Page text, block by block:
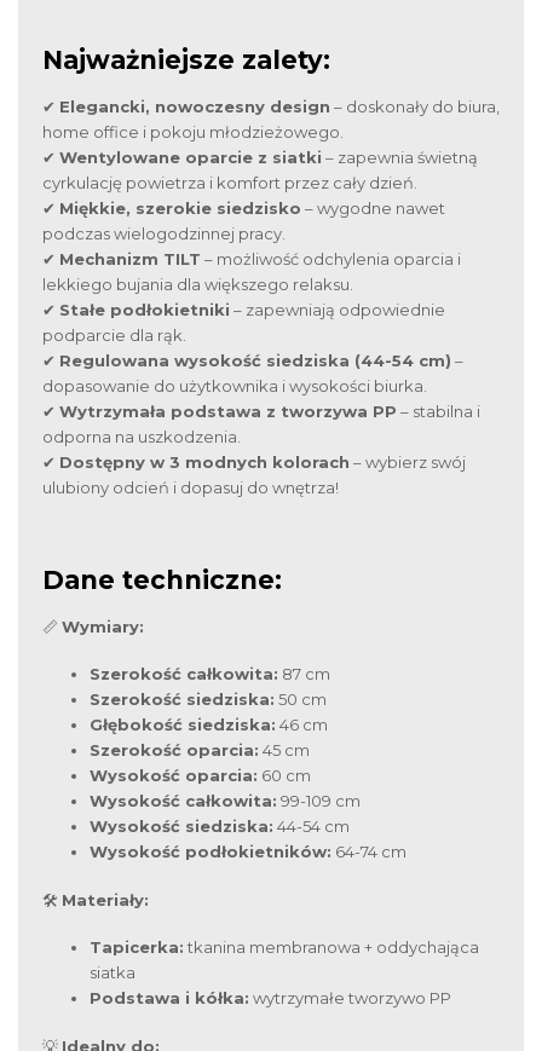
Najważniejsze zalety:
✔ Elegancki, nowoczesny design – doskonały do biura,
home office i pokoju młodzieżowego.
✔ Wentylowane oparcie z siatki – zapewnia świetną
cyrkulację powietrza i komfort przez cały dzień.
✔ Miękkie, szerokie siedzisko – wygodne nawet
podczas wielogodzinnej pracy.
✔ Mechanizm TILT – możliwość odchylenia oparcia i
lekkiego bujania dla większego relaksu.
✔ Stałe podłokietniki – zapewniają odpowiednie
podparcie dla rąk.
✔ Regulowana wysokość siedziska (44-54 cm) –
dopasowanie do użytkownika i wysokości biurka.
✔ Wytrzymała podstawa z tworzywa PP – stabilna i
odporna na uszkodzenia.
✔ Dostępny w 3 modnych kolorach – wybierz swój
ulubiony odcień i dopasuj do wnętrza!
Dane techniczne:
📏 Wymiary:
Szerokość całkowita: 87 cm
Szerokość siedziska: 50 cm
Głębokość siedziska: 46 cm
Szerokość oparcia: 45 cm
Wysokość oparcia: 60 cm
Wysokość całkowita: 99-109 cm
Wysokość siedziska: 44-54 cm
Wysokość podłokietników: 64-74 cm
🛠 Materiały:
Tapicerka: tkanina membranowa + oddychająca
siatka
Podstawa i kółka: wytrzymałe tworzywo PP
💡 Idealny do: